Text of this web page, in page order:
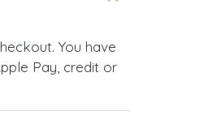
You have
Pay, credit or